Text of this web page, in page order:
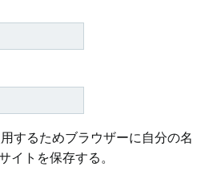
するためブラウザーに自分の名
イトを保存する。